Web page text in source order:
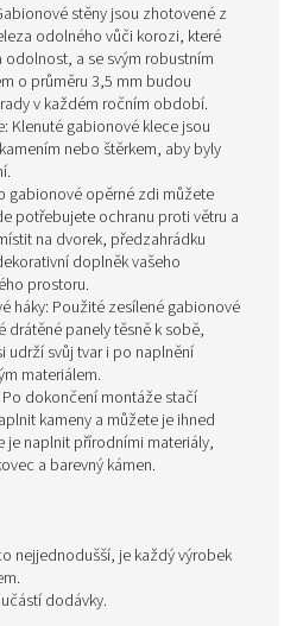
stěny jsou zhotovené z
odolného vůči korozi, které
odolnost, a se svým robustním
o průměru 3,5 mm budou
v každém ročním období.
Klenuté gabionové klece jsou
nebo štěrkem, aby byly
gabionové opěrné zdi můžete
potřebujete ochranu proti větru a
na dvorek, předzahrádku
doplněk vašeho
prostoru.
háky: Použité zesílené gabionové
drátěné panely těsně k sobě,
udrží svůj tvar i po naplnění
materiálem.
dokončení montáže stačí
kameny a můžete je ihned
je naplnit přírodními materiály,
a barevný kámen.
nejjednodušší, je každý výrobek
dodávky.